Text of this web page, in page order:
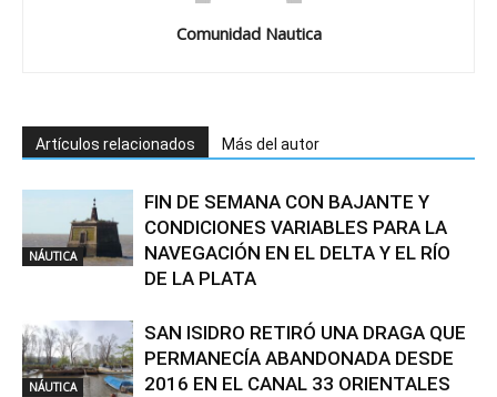
Comunidad Nautica
Artículos relacionados Más del autor
NÁUTICA
FIN DE SEMANA CON BAJANTE Y
CONDICIONES VARIABLES PARA LA
NAVEGACIÓN EN EL DELTA Y EL RÍO
DE LA PLATA
NÁUTICA
SAN ISIDRO RETIRÓ UNA DRAGA QUE
PERMANECÍA ABANDONADA DESDE
2016 EN EL CANAL 33 ORIENTALES